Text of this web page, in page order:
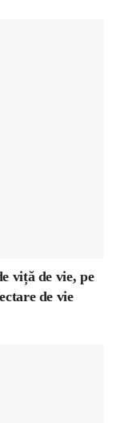
viță de vie, pe
de vie